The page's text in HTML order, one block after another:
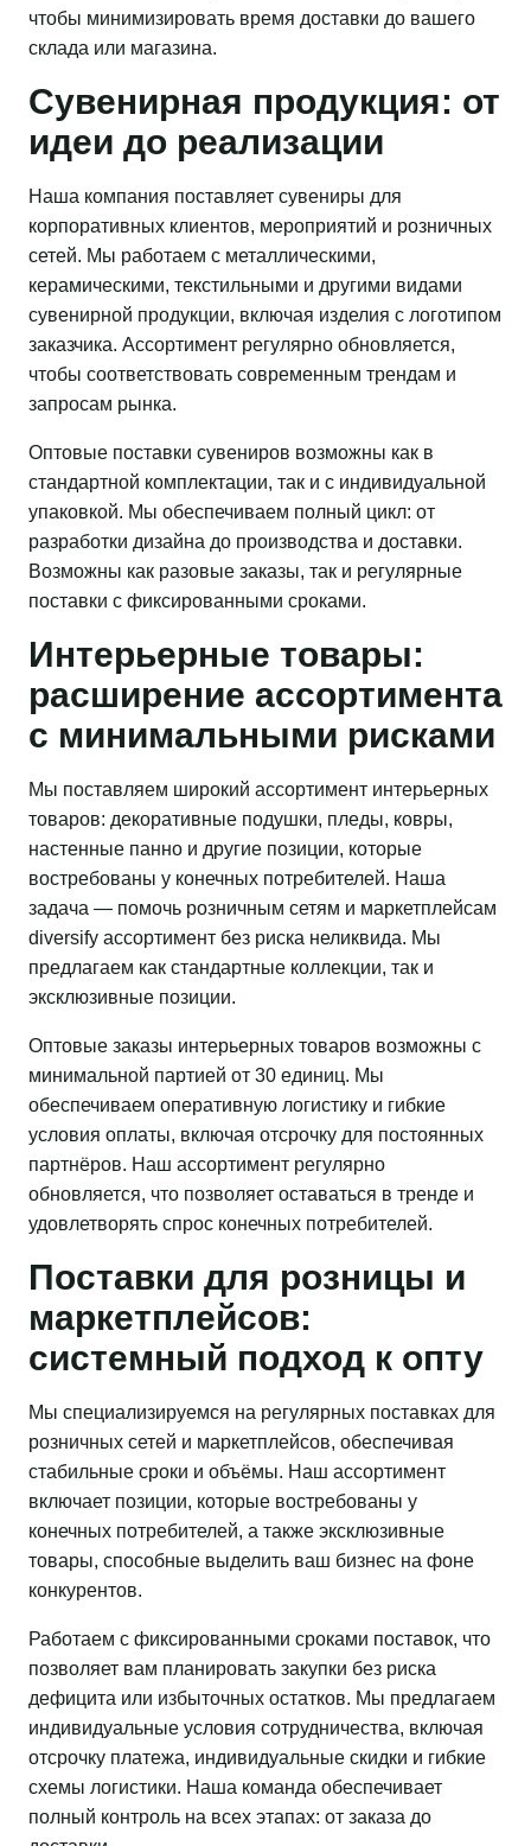
чтобы минимизировать время доставки до вашего
склада или магазина.
Сувенирная продукция: от
идеи до реализации
Наша компания поставляет сувениры для
корпоративных клиентов, мероприятий и розничных
сетей. Мы работаем с металлическими,
керамическими, текстильными и другими видами
сувенирной продукции, включая изделия с логотипом
заказчика. Ассортимент регулярно обновляется,
чтобы соответствовать современным трендам и
запросам рынка.
Оптовые поставки сувениров возможны как в
стандартной комплектации, так и с индивидуальной
упаковкой. Мы обеспечиваем полный цикл: от
разработки дизайна до производства и доставки.
Возможны как разовые заказы, так и регулярные
поставки с фиксированными сроками.
Интерьерные товары:
расширение ассортимента
с минимальными рисками
Мы поставляем широкий ассортимент интерьерных
товаров: декоративные подушки, пледы, ковры,
настенные панно и другие позиции, которые
востребованы у конечных потребителей. Наша
задача — помочь розничным сетям и маркетплейсам
diversify ассортимент без риска неликвида. Мы
предлагаем как стандартные коллекции, так и
эксклюзивные позиции.
Оптовые заказы интерьерных товаров возможны с
минимальной партией от 30 единиц. Мы
обеспечиваем оперативную логистику и гибкие
условия оплаты, включая отсрочку для постоянных
партнёров. Наш ассортимент регулярно
обновляется, что позволяет оставаться в тренде и
удовлетворять спрос конечных потребителей.
Поставки для розницы и
маркетплейсов:
системный подход к опту
Мы специализируемся на регулярных поставках для
розничных сетей и маркетплейсов, обеспечивая
стабильные сроки и объёмы. Наш ассортимент
включает позиции, которые востребованы у
конечных потребителей, а также эксклюзивные
товары, способные выделить ваш бизнес на фоне
конкурентов.
Работаем с фиксированными сроками поставок, что
позволяет вам планировать закупки без риска
дефицита или избыточных остатков. Мы предлагаем
индивидуальные условия сотрудничества, включая
отсрочку платежа, индивидуальные скидки и гибкие
схемы логистики. Наша команда обеспечивает
полный контроль на всех этапах: от заказа до